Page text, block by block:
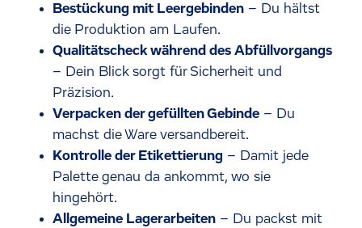
Bestückung mit Leergebinden – Du hältst
die Produktion am Laufen.
Qualitätscheck während des Abfüllvorgangs
– Dein Blick sorgt für Sicherheit und
Präzision.
Verpacken der gefüllten Gebinde – Du
machst die Ware versandbereit.
Kontrolle der Etikettierung – Damit jede
Palette genau da ankommt, wo sie
hingehört.
Allgemeine Lagerarbeiten – Du packst mit